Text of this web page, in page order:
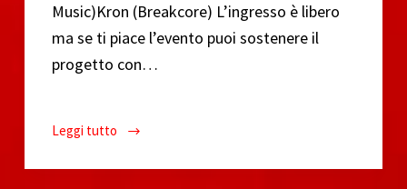
Music)Kron (Breakcore) L’ingresso è libero
ma se ti piace l’evento puoi sostenere il
progetto con…
Leggi tutto
Rumore